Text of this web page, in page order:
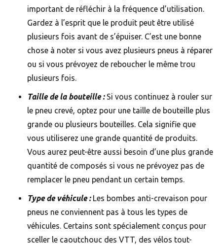
important de réfléchir à la fréquence d’utilisation.
Gardez à l’esprit que le produit peut être utilisé
plusieurs fois avant de s’épuiser. C’est une bonne
chose à noter si vous avez plusieurs pneus à réparer
ou si vous prévoyez de reboucher le même trou
plusieurs fois.
Taille de la bouteille :Si vous continuez à rouler sur
le pneu crevé, optez pour une taille de bouteille plus
grande ou plusieurs bouteilles. Cela signifie que
vous utiliserez une grande quantité de produits.
Vous aurez peut-être aussi besoin d’une plus grande
quantité de composés si vous ne prévoyez pas de
remplacer le pneu pendant un certain temps.
Type de véhicule :Les bombes anti-crevaison pour
pneus ne conviennent pas à tous les types de
véhicules. Certains sont spécialement conçus pour
sceller le caoutchouc des VTT, des vélos tout-